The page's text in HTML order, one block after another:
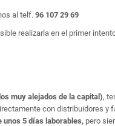
al telf. 96 107 29 69
realizarla en el primer
muy alejados de la capital),
con distribuidores y
unos 5 días laborables, pero